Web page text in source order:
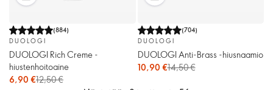
(884)
DUOLOGI
DUOLOGI Rich Creme -
hiustenhoitoaine
6,90 €12,50 €
(704)
DUOLOGI
DUOLOGI Anti-Brass -hiusnaamio
10,90 €14,50 €